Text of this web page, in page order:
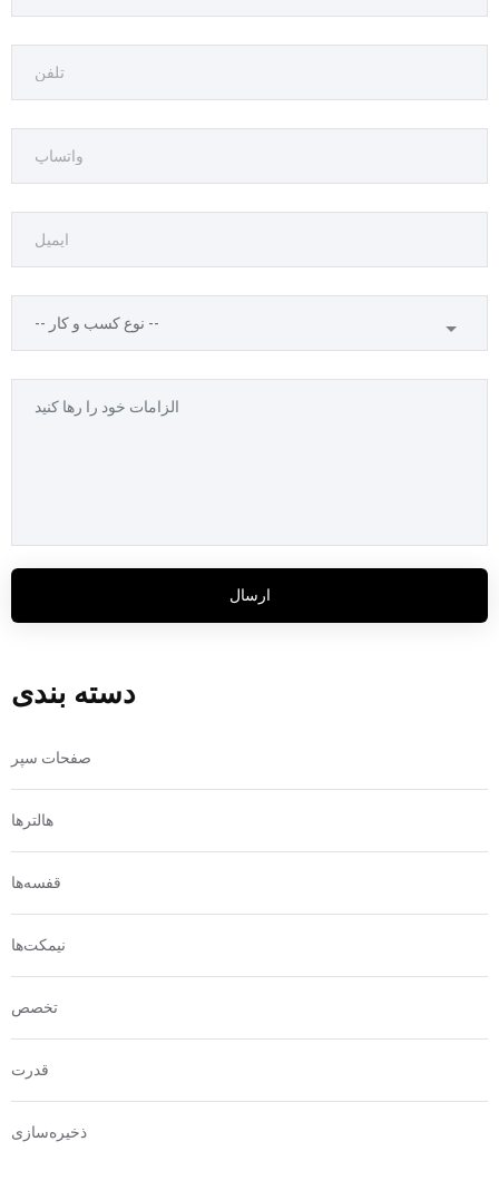
ارسال
دسته بندی
صفحات سپر
هالترها
قفسه‌ها
نیمکت‌ها
تخصص
قدرت
ذخیره‌سازی